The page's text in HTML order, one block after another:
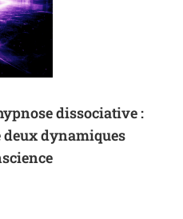
dissociative :
dynamiques